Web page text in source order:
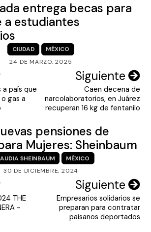
entrega becas para
estudiantes
CIUDAD
MÉXICO
24 DE MARZO, 2025
a país que
gas a
Siguiente
Caen decena de
narcolaboratorios, en Juárez
recuperan 16 kg de fentanilo
pensiones de
Mujeres: Sheinbaum
SHEINBAUM
MÉXICO
30 DE DICIEMBRE, 2024
THE
-
Siguiente
Empresarios solidarios se
preparan para contratar
paisanos deportados